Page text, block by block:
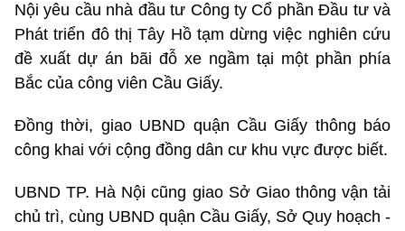
Nội yêu cầu nhà đầu tư Công ty Cổ phần Đầu tư và
Phát triển đô thị Tây Hồ tạm dừng việc nghiên cứu
đề xuất dự án bãi đỗ xe ngầm tại một phần phía
Bắc của công viên Cầu Giấy.
Đồng thời, giao UBND quận Cầu Giấy thông báo
công khai với cộng đồng dân cư khu vực được biết.
UBND TP. Hà Nội cũng giao Sở Giao thông vận tải
chủ trì, cùng UBND quận Cầu Giấy, Sở Quy hoạch -